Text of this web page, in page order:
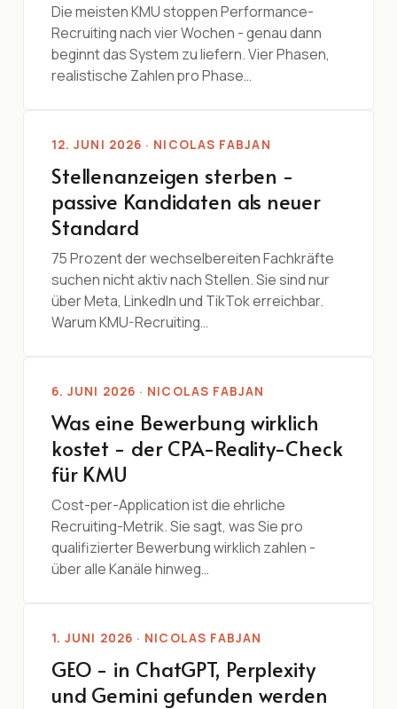
Die meisten KMU stoppen Performance-
Recruiting nach vier Wochen - genau dann
beginnt das System zu liefern. Vier Phasen,
realistische Zahlen pro Phase…
12. JUNI 2026 · NICOLAS FABJAN
Stellenanzeigen sterben -
passive Kandidaten als neuer
Standard
75 Prozent der wechselbereiten Fachkräfte
suchen nicht aktiv nach Stellen. Sie sind nur
über Meta, LinkedIn und TikTok erreichbar.
Warum KMU-Recruiting…
6. JUNI 2026 · NICOLAS FABJAN
Was eine Bewerbung wirklich
kostet - der CPA-Reality-Check
für KMU
Cost-per-Application ist die ehrliche
Recruiting-Metrik. Sie sagt, was Sie pro
qualifizierter Bewerbung wirklich zahlen -
über alle Kanäle hinweg…
1. JUNI 2026 · NICOLAS FABJAN
GEO - in ChatGPT, Perplexity
und Gemini gefunden werden